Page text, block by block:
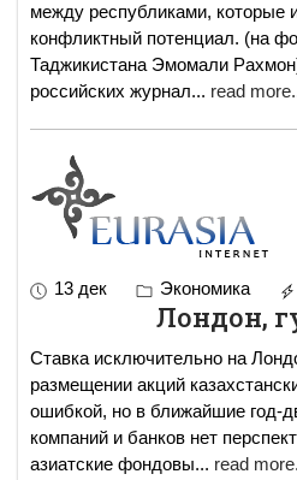
между республиками, которые
конфликтный потенциал. (на
Таджикистана Эмомали Рахмон) По
российских журнал... read
13 дек Экономика
Лондон,
Ставка исключительно на
размещении акций
ошибкой, но в ближайшие год-
компаний и банков нет
азиатские фондовы... read